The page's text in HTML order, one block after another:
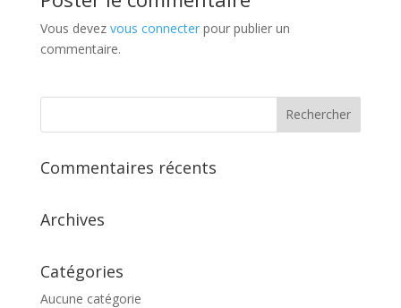
Vous devez vous connecterpour publier un
commentaire.
Commentaires récents
Archives
Catégories
Aucune catégorie